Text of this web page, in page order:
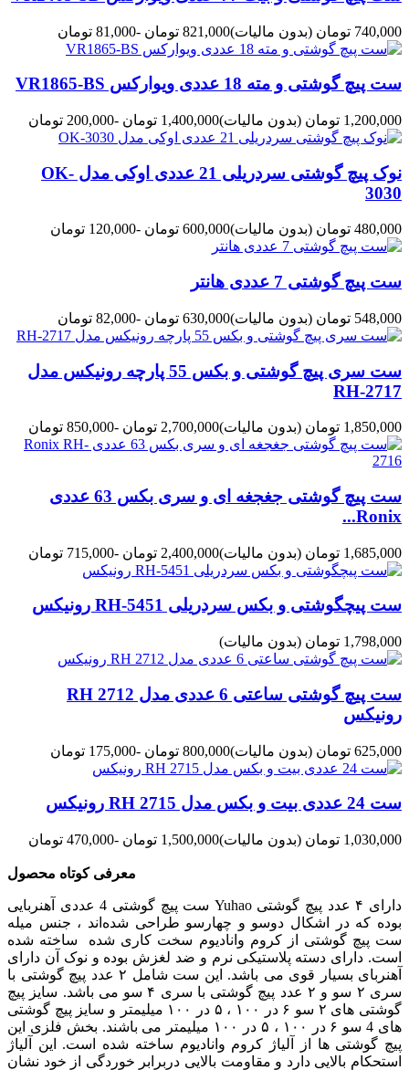
740,000 تومان (بدون مالیات)821,000 تومان -81,000 تومان
ست پیچ گوشتی و مته 18 عددی ویوارکس VR1865-BS
1,200,000 تومان (بدون مالیات)1,400,000 تومان -200,000 تومان
نوک پیچ گوشتی سردریلی 21 عددی اوکی مدل OK-
3030
480,000 تومان (بدون مالیات)600,000 تومان -120,000 تومان
ست پیچ گوشتی 7 عددی هانتر
548,000 تومان (بدون مالیات)630,000 تومان -82,000 تومان
ست سری پیچ گوشتی و بکس 55 پارچه رونیکس مدل
RH-2717
1,850,000 تومان (بدون مالیات)2,700,000 تومان -850,000 تومان
ست پیچ گوشتی جغجغه ای و سری بکس 63 عددی
Ronix...
1,685,000 تومان (بدون مالیات)2,400,000 تومان -715,000 تومان
ست پیچگوشتی و بکس سردریلی RH-5451 رونیکس
1,798,000 تومان (بدون مالیات)
ست پیچ گوشتی ساعتی 6 عددی مدل RH 2712
رونیکس
625,000 تومان (بدون مالیات)800,000 تومان -175,000 تومان
ست 24 عددی بیت و بکس مدل RH 2715 رونیکس
1,030,000 تومان (بدون مالیات)1,500,000 تومان -470,000 تومان
معرفی کوتاه محصول
ست پیچ گوشتی 4 عددی آهنربایی Yuhao دارای ۴ عدد پیچ گوشتی
بوده که در اشکال دوسو و چهارسو طراحی شده‌اند ، جنس میله
ست پیچ گوشتی از کروم وانادیوم سخت کاری شده ساخته شده
است. دارای دسته پلاستیکی نرم و ضد لغزش بوده و نوک آن دارای
آهنربای بسیار قوی می باشد. این ست شامل ۲ عدد پیچ گوشتی با
سری ۲ سو و ۲ عدد پیچ گوشتی با سری ۴ سو می باشد. سایز پیچ
گوشتی های ۲ سو ۶ در ۱۰۰ ، ۵ در ۱۰۰ میلیمتر و سایز پیچ گوشتی
های 4 سو ۶ در ۱۰۰ ، ۵ در ۱۰۰ میلیمتر می باشند. بخش فلزی این
پیچ گوشتی ها از آلیاژ کروم وانادیوم ساخته شده است. این آلیاژ
استحکام بالایی دارد و مقاومت بالایی دربرابر خوردگی از خود نشان